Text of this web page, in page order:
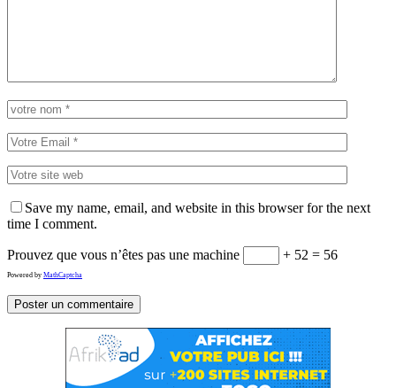
Save my name, email, and website in this browser for the next
time I comment.
Prouvez que vous n’êtes pas une machine + 52 = 56
Powered by MathCaptcha